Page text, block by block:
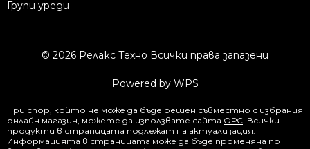
Групи уреди
© 2026 Релакс Техно Всички права запазени
Powered by WPS
При спор, който не може да бъде решен съвместно с избрания
онлайн магазин, можете да използвате сайта ОРС . Всички
продукти в страницата подлежат на актуализация.
Информацията в страницата може да бъде променяна по